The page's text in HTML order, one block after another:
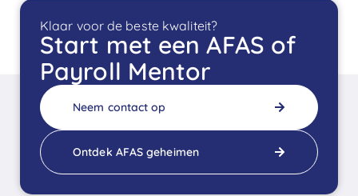
Klaar voor de beste kwaliteit?
Start met een AFAS of
Payroll Mentor
Neem contact op
Ontdek AFAS geheimen